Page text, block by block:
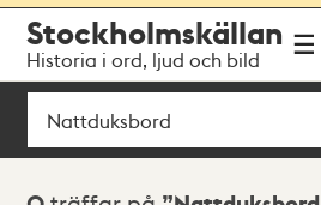
navigationen
huvudinnehållet
Stockholmskällan
Historia i ord, ljud och bild
Sök